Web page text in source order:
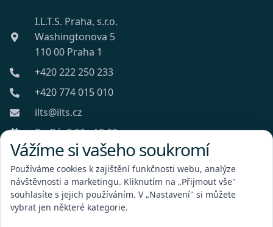
I.L.T.S. Praha, s.r.o.
Washingtonova 5
110 00 Praha 1
+420 222 250 233
+420 774 015 010
ilts@ilts.cz
Po-Pá: 8:00 - 18:00
Vážíme si vašeho soukromí
Používáme cookies k zajištění funkčnosti webu, analýze
návštěvnosti a marketingu. Kliknutím na „Přijmout vše"
souhlasíte s jejich používáním. V „Nastavení" si můžete
vybrat jen některé kategorie.